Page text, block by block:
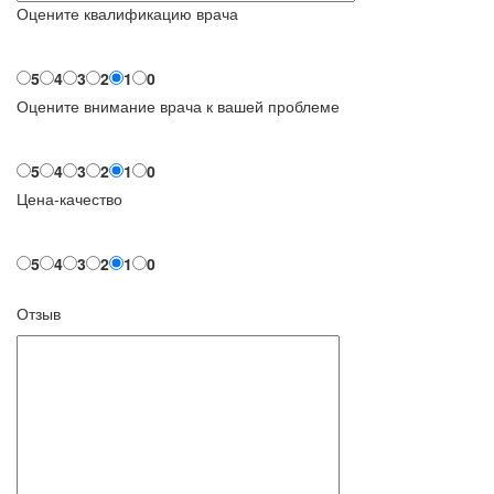
Оцените квалификацию врача
5 4 3 2 1
0
Оцените внимание врача к вашей проблеме
5 4 3 2 1
0
Цена-качество
5 4 3 2 1 0
Отзыв